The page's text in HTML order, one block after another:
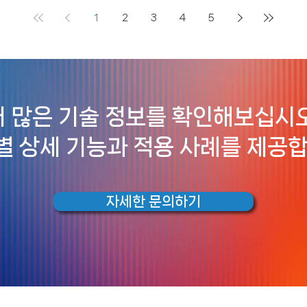
1 2 3 4 5
많은 기술 정보를 확인해보십시
상세 기능과 적용 사례를 제공
자세한 문의하기